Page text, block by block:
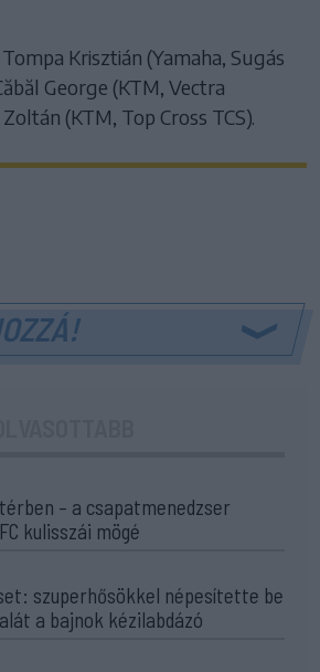
Krisztián (Yamaha, Sugás
George (KTM, Vectra
(KTM, Top Cross TCS).
– a csapatmenedzser
kulisszái mögé
szuperhősökkel népesítette be
a bajnok kézilabdázó